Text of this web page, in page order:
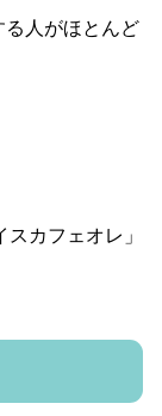
る人がほとんど
カフェオレ」